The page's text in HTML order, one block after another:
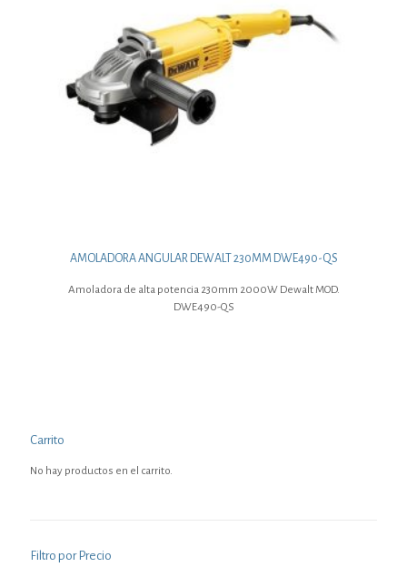
AMOLADORA ANGULAR DEWALT 230MM DWE490-QS
Amoladora de alta potencia 230mm 2000W Dewalt MOD.
DWE490-QS
Carrito
No hay productos en el carrito.
Filtro por Precio